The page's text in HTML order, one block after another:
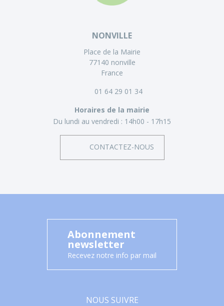
NONVILLE
Place de la Mairie
77140 nonville
France
01 64 29 01 34
Horaires de la mairie
Du lundi au vendredi : 14h00 - 17h15
CONTACTEZ-NOUS
Abonnement
newsletter
Recevez notre info par mail
NOUS SUIVRE